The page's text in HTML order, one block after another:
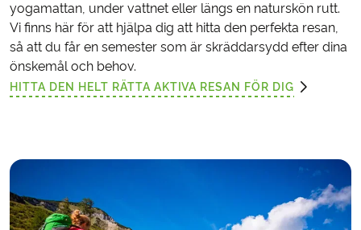
yogamattan, under vattnet eller längs en naturskön rutt.
Vi finns här för att hjälpa dig att hitta den perfekta resan,
så att du får en semester som är skräddarsydd efter dina
önskemål och behov.
HITTA DEN HELT RÄTTA AKTIVA RESAN FÖR DIG